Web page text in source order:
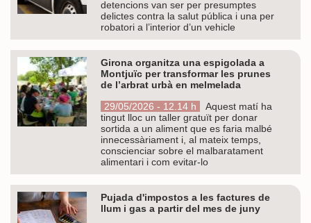
detencions van ser per presumptes
delictes contra la salut pública i una per
robatori a l’interior d’un vehicle
Girona organitza una espigolada a
Montjuïc per transformar les prunes
de l’arbrat urbà en melmelada
29/05/2026 - 12.14 h
Aquest matí ha
tingut lloc un taller gratuït per donar
sortida a un aliment que es faria malbé
innecessàriament i, al mateix temps,
conscienciar sobre el malbaratament
alimentari i com evitar-lo
Pujada d'impostos a les factures de
llum i gas a partir del mes de juny